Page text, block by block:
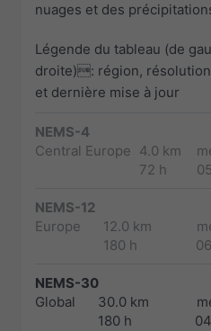
nuages et des
Légende du tableau (de
droite): région,
et dernière mise à jour
NEMS-4
Central Europe 4.0 km
72 h
NEMS-12
Europe
12.0 km
180 h
NEMS-30
Global
30.0 km
180 h